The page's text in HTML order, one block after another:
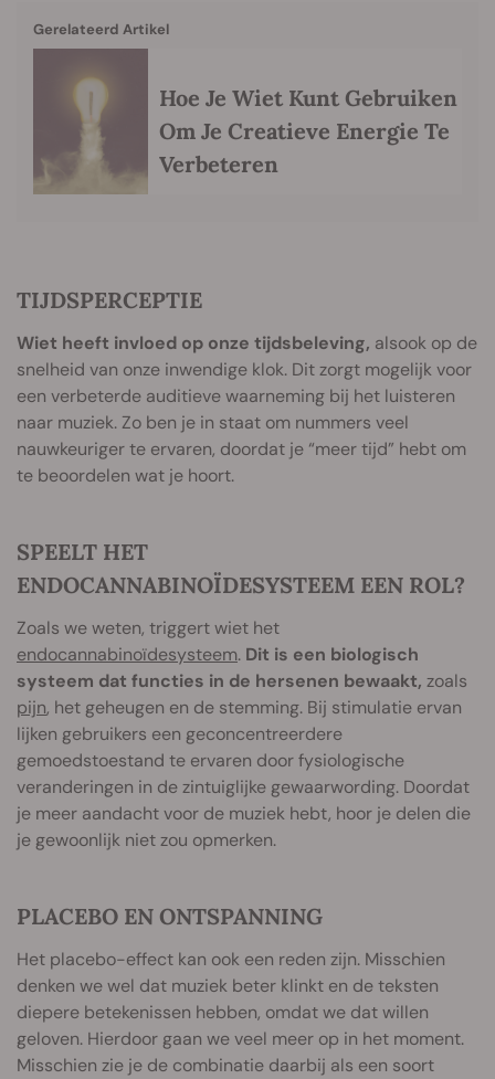
Gerelateerd Artikel
Hoe Je Wiet Kunt Gebruiken
Om Je Creatieve Energie Te
Verbeteren
TIJDSPERCEPTIE
Wiet heeft invloed op onze tijdsbeleving, alsook op de
snelheid van onze inwendige klok. Dit zorgt mogelijk voor
een verbeterde auditieve waarneming bij het luisteren
naar muziek. Zo ben je in staat om nummers veel
nauwkeuriger te ervaren, doordat je “meer tijd” hebt om
te beoordelen wat je hoort.
SPEELT HET
ENDOCANNABINOÏDESYSTEEM EEN ROL?
Zoals we weten, triggert wiet het
endocannabinoïdesysteem. Dit is een biologisch
systeem dat functies in de hersenen bewaakt, zoals
pijn, het geheugen en de stemming. Bij stimulatie ervan
lijken gebruikers een geconcentreerdere
gemoedstoestand te ervaren door fysiologische
veranderingen in de zintuiglijke gewaarwording. Doordat
je meer aandacht voor de muziek hebt, hoor je delen die
je gewoonlijk niet zou opmerken.
PLACEBO EN ONTSPANNING
Het placebo-effect kan ook een reden zijn. Misschien
denken we wel dat muziek beter klinkt en de teksten
diepere betekenissen hebben, omdat we dat willen
geloven. Hierdoor gaan we veel meer op in het moment.
Misschien zie je de combinatie daarbij als een soort